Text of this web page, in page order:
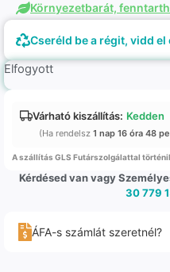
Környezetbarát,
Cseréld be a régit, vidd
Elfogyott
Várható kiszállítás: Kedden
(Ha rendelsz 1 nap 16 óra 48
A szállítás GLS Futárszolgálattal
Kérdésed van vagy
30 779
ÁFA-s számlát szeretnél?